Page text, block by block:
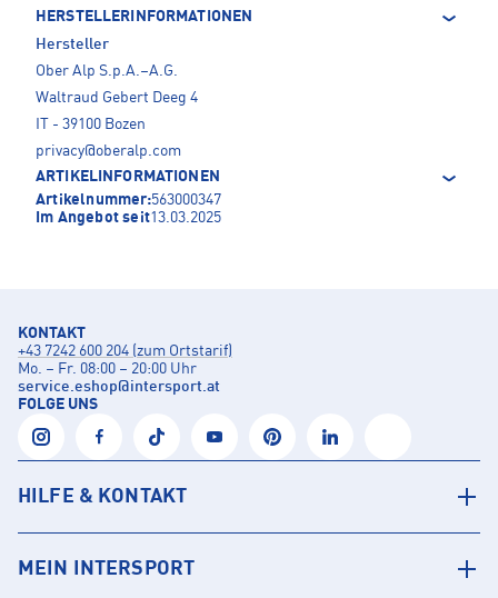
HERSTELLERINFORMATIONEN
Hersteller
Ober Alp S.p.A.–A.G.
Waltraud Gebert Deeg 4
IT - 39100 Bozen
privacy@oberalp.com
ARTIKELINFORMATIONEN
Artikelnummer:563000347
Im Angebot seit13.03.2025
KONTAKT
+43 7242 600 204 (zum Ortstarif)
Mo. – Fr. 08:00 – 20:00 Uhr
service.eshop@intersport.at
FOLGE UNS
HILFE & KONTAKT
MEIN INTERSPORT